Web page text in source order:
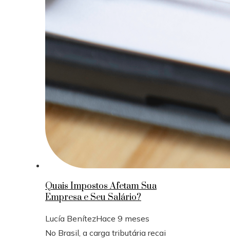
Quais Impostos Afetam Sua
Empresa e Seu Salário?
Lucía BenítezHace 9 meses
No Brasil, a carga tributária recai